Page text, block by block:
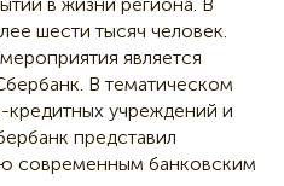
шести тысяч человек.
является
В тематическом
учреждений и
представил
современным банковским